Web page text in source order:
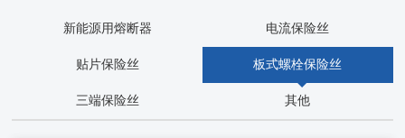
新能源用熔断器 电流保险丝
贴片保险丝 板式螺栓保险丝
三端保险丝 其他